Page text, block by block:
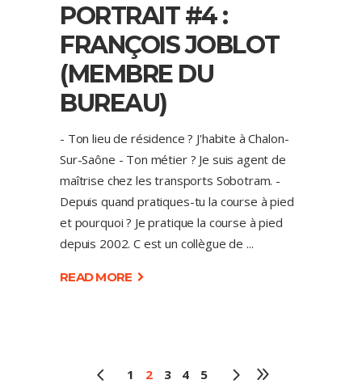
PORTRAIT #4 :
FRANÇOIS JOBLOT
(MEMBRE DU
BUREAU)
- Ton lieu de résidence ? J'habite à Chalon-
Sur-Saône - Ton métier ? Je suis agent de
maîtrise chez les transports Sobotram. -
Depuis quand pratiques-tu la course à pied
et pourquoi ? Je pratique la course à pied
depuis 2002. C est un collègue de
READ MORE
1 2 3 4 5